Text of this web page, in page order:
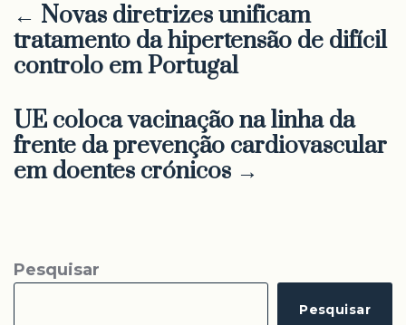
← Novas diretrizes unificam
tratamento da hipertensão de difícil
controlo em Portugal
UE coloca vacinação na linha da
frente da prevenção cardiovascular
em doentes crónicos →
Pesquisar
Pesquisar